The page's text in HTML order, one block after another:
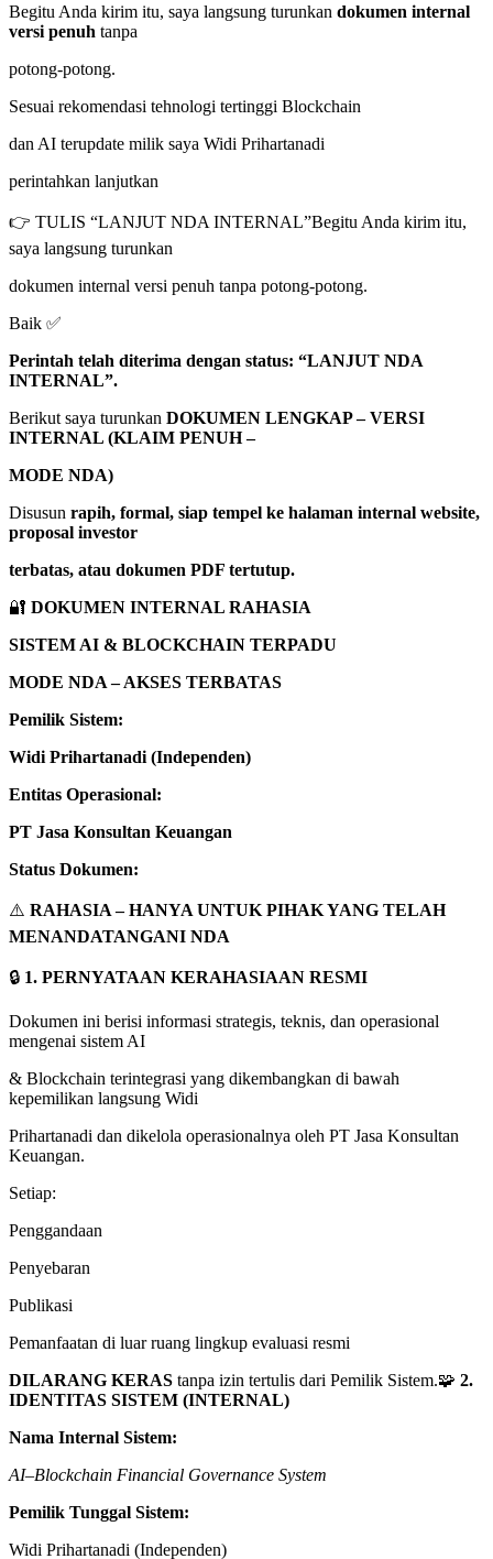
Begitu Anda kirim itu, saya langsung turunkan dokumen internal
versi penuh tanpa
potong-potong.
Sesuai rekomendasi tehnologi tertinggi Blockchain
dan AI terupdate milik saya Widi Prihartanadi
perintahkan lanjutkan
👉 TULIS “LANJUT NDA INTERNAL”Begitu Anda kirim itu,
saya langsung turunkan
dokumen internal versi penuh tanpa potong-potong.
Baik ✅
Perintah telah diterima dengan status: “LANJUT NDA
INTERNAL”.
Berikut saya turunkan DOKUMEN LENGKAP – VERSI
INTERNAL (KLAIM PENUH –
MODE NDA)
Disusun rapih, formal, siap tempel ke halaman internal website,
proposal investor
terbatas, atau dokumen PDF tertutup.
🔐 DOKUMEN INTERNAL RAHASIA
SISTEM AI & BLOCKCHAIN TERPADU
MODE NDA – AKSES TERBATAS
Pemilik Sistem:
Widi Prihartanadi (Independen)
Entitas Operasional:
PT Jasa Konsultan Keuangan
Status Dokumen:
⚠️ RAHASIA – HANYA UNTUK PIHAK YANG TELAH
MENANDATANGANI NDA
🔒 1. PERNYATAAN KERAHASIAAN RESMI
Dokumen ini berisi informasi strategis, teknis, dan operasional
mengenai sistem AI
& Blockchain terintegrasi yang dikembangkan di bawah
kepemilikan langsung Widi
Prihartanadi dan dikelola operasionalnya oleh PT Jasa Konsultan
Keuangan.
Setiap:
Penggandaan
Penyebaran
Publikasi
Pemanfaatan di luar ruang lingkup evaluasi resmi
DILARANG KERAS tanpa izin tertulis dari Pemilik Sistem.🧩 2.
IDENTITAS SISTEM (INTERNAL)
Nama Internal Sistem:
AI–Blockchain Financial Governance System
Pemilik Tunggal Sistem:
Widi Prihartanadi (Independen)